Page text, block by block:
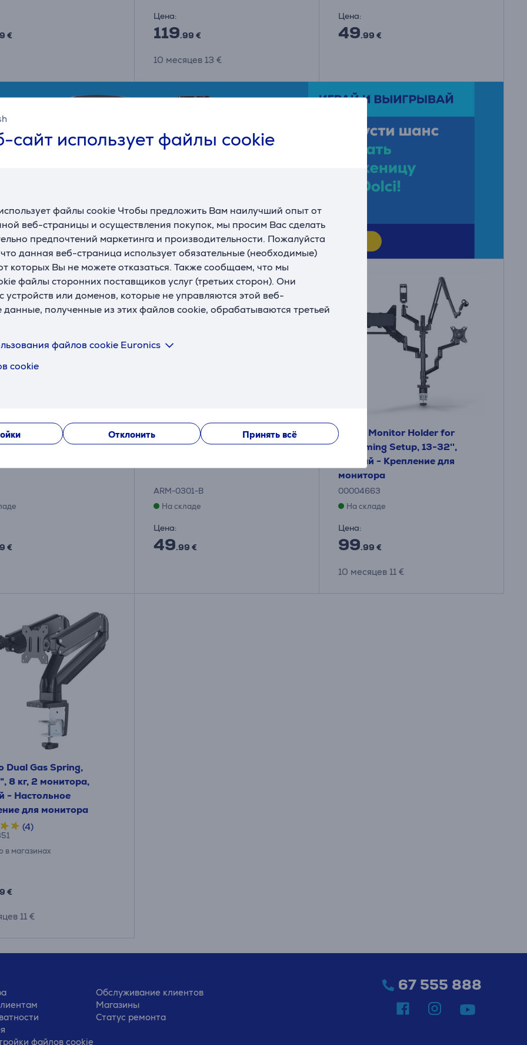
сайт использует файлы cookie
файлы cookie Чтобы предложить Вам наилучший опыт от
веб-страницы и осуществления покупок, мы просим Вас сделать
предпочтений маркетинга и производительности. Пожалуйста
данная веб-страница использует обязательные (необходимые)
которых Вы не можете отказаться. Также сообщаем, что мы
файлы сторонних поставщиков услуг (третьих сторон). Они
устройств или доменов, которые не управляются этой веб-
данные, полученные из этих файлов cookie, обрабатываются третьей
файлов cookie Euronics
cookie
Отклонить Принять всё
€
Цена:
119.99 €
10 месяцев 13 €
Цена:
49.99 €
закаленное
черный - Подставка
€
Deltaco Triple Desk Mount, 13-
27'', черный - Крепление для
ARM-0301-B
На складе
Цена:
49.99 €
Hama Monitor Holder for
Streaming Setup, 13-32'',
черный - Крепление для
монитора
00004663
На складе
Цена:
99.99 €
10 месяцев 11 €
Dual Gas Spring,
8 кг, 2 монитора,
- Настольное
для монитора
(4)
в магазинах
€
11 €
файлов cookie
Обслуживание клиентов
Магазины
Статус ремонта
67 555 888